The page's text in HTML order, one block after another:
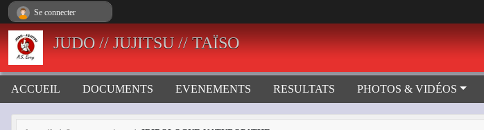
JUDO // JUJITSU // TAÏSO
ACCUEIL DOCUMENTS EVENEMENTS RESULTATS PHOTOS & VIDÉOS
Se connecter
Panneau de gestion des cookies